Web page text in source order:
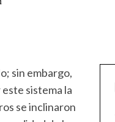
sin embargo,
sistema la
se inclinaron